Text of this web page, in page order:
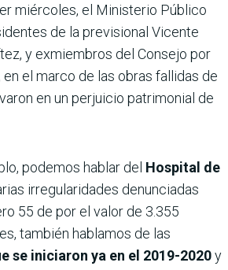
miércoles, el Ministerio Público
de la previsional Vicente
y exmiembros del Consejo por
en el marco de las obras fallidas de
en un perjuicio patrimonial de
podemos hablar del Hospital de
irregularidades denunciadas
55 de por el valor de 3.355
también hablamos de las
se iniciaron ya en el 2019-2020y